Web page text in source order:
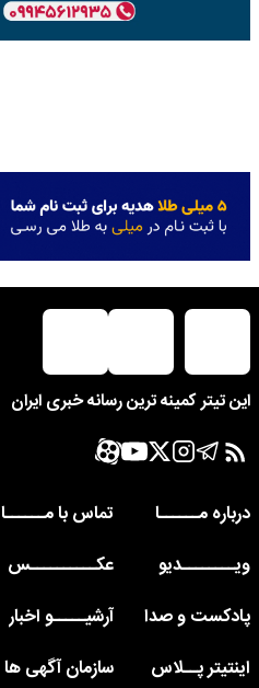
این تیتر کمینه ترین رسانه خبری ایران
درباره مــــــا
تماس با مــــــا
ویــــــــدیو
عکــــــــــس
پادکست و صدا
آرشیـــــو اخبار
اینتیتر پــلاس
سازمان آگهی ها